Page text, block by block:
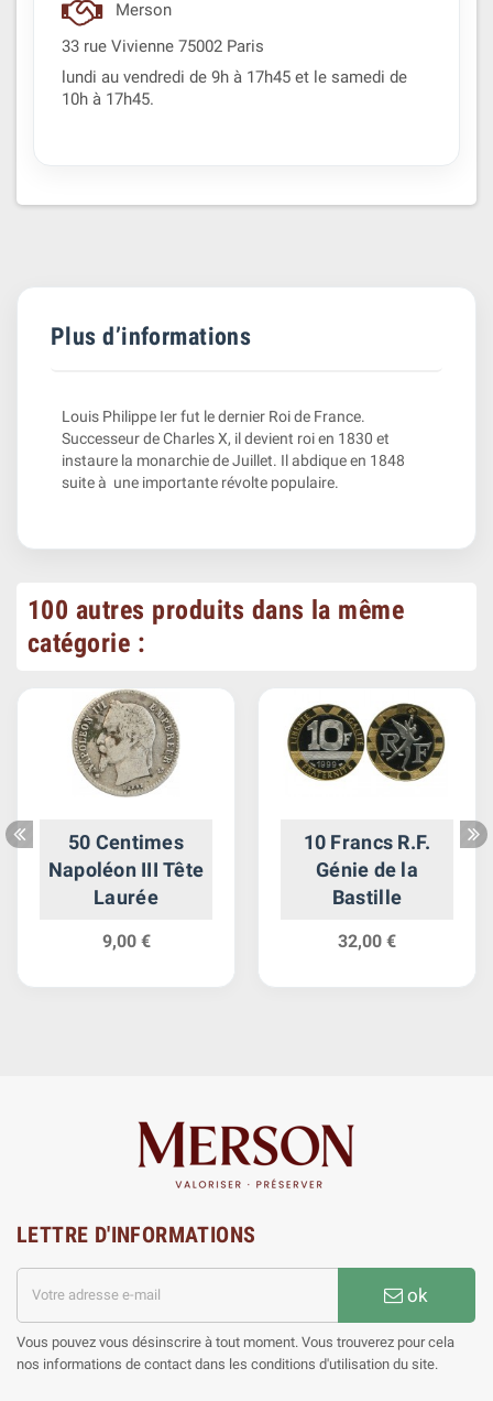
Merson
33 rue Vivienne 75002 Paris
lundi au vendredi de 9h à 17h45 et le samedi de
10h à 17h45.
Plus d’informations
Louis Philippe Ier fut le dernier Roi de France.
Successeur de Charles X, il devient roi en 1830 et
instaure la monarchie de Juillet. Il abdique en 1848
suite à une importante révolte populaire.
100 autres produits dans la même
catégorie :
50 Centimes
Napoléon III Tête
Laurée
9,00 €
10 Francs R.F.
Génie de la
Bastille
32,00 €
LETTRE D'INFORMATIONS
ok
Vous pouvez vous désinscrire à tout moment. Vous trouverez pour cela
nos informations de contact dans les conditions d'utilisation du site.